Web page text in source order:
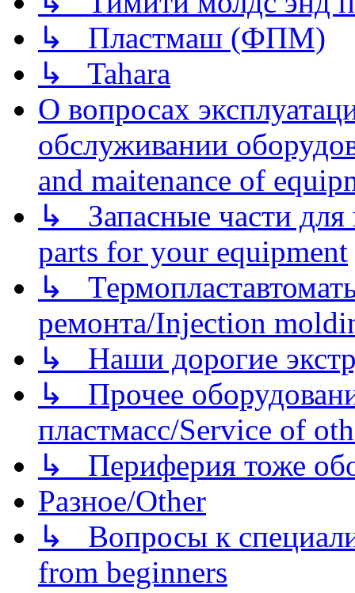
↳ Пластмаш (ФПМ)
↳ Tahara
О вопросах
обслуживании
and maitenance of
↳ Запасные части для
parts for your equipment
↳
ремонта/Injection
↳ Наши дорогие
↳ Прочее
пластмасс/Service of
↳ Периферия тоже
Разное/Other
↳ Вопросы к
from beginners